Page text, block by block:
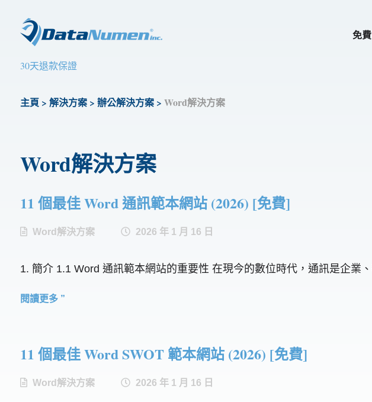
免
30天退款保證
主頁> 解決方案 > 辦公解決方案> Word解決方案
Word解決方案
11 個最佳 Word 通訊範本網站 (2026) [免費]
Word解決方案 2026 年 1 月 16 日
1. 簡介 1.1 Word 通訊範本網站的重要性 在現今的數位時代，通訊是企業
閱讀更多 ”
11 個最佳 Word SWOT 範本網站 (2026) [免費]
Word解決方案 2026 年 1 月 16 日